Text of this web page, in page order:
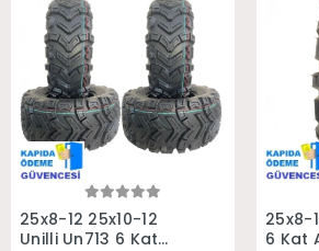
Sepete Ekle
25x8-12 25x10-12
Unilli Un713 6 Kat
25x8-
6 Kat